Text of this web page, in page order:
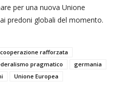
per una nuova Unione
predoni globali del momento.
cooperazione rafforzata
pragmatico
germania
Unione Europea